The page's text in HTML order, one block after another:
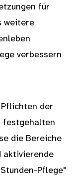
für
weitere
verbessern
Pflichten der
festgehalten
die Bereiche
aktivierende
Pflege"